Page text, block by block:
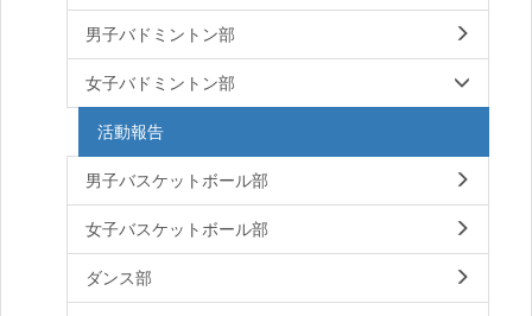
男子バドミントン部
女子バドミントン部
活動報告
男子バスケットボール部
女子バスケットボール部
ダンス部